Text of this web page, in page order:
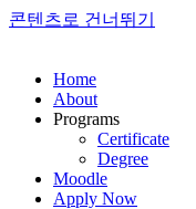
콘텐츠로 건너뛰기
Home
About
Programs
Certificate
Degree
Moodle
Apply Now